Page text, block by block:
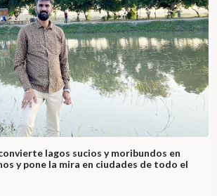
lagos sucios y moribundos en
y pone la mira en ciudades de todo el